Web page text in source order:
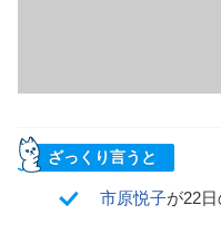
ざっくり言うと
市原悦子が22